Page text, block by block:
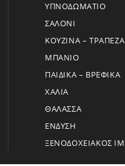
ΥΠΝΟΔΩΜΑΤΙΟ
ΣΑΛΟΝΙ
ΚΟΥΖΙΝΑ –
ΜΠΑΝΙΟ
ΠΑΙΔΙΚΑ – ΒΡΕΦΙΚΑ
ΧΑΛΙΑ
ΘΑΛΑΣΣΑ
ΕΝΔΥΣΗ
ΞΕΝΟΔΟΧΕΙΑΚΟΣ